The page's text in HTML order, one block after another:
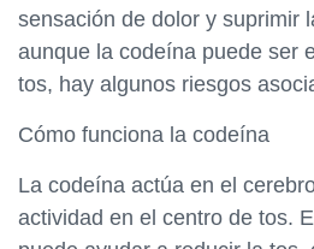
sensación de dolor y suprimir
aunque la codeína puede ser
tos, hay algunos riesgos
Cómo funciona la codeína
La codeína actúa en el
actividad en el centro de tos.